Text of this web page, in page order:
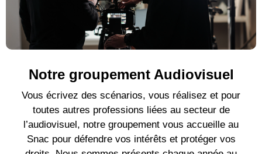
Notre groupement Audiovisuel
Vous écrivez des scénarios, vous réalisez et pour
toutes autres professions liées au secteur de
l’audiovisuel, notre groupement vous accueille au
Snac pour défendre vos intérêts et protéger vos